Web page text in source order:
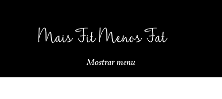
Mostrar menu